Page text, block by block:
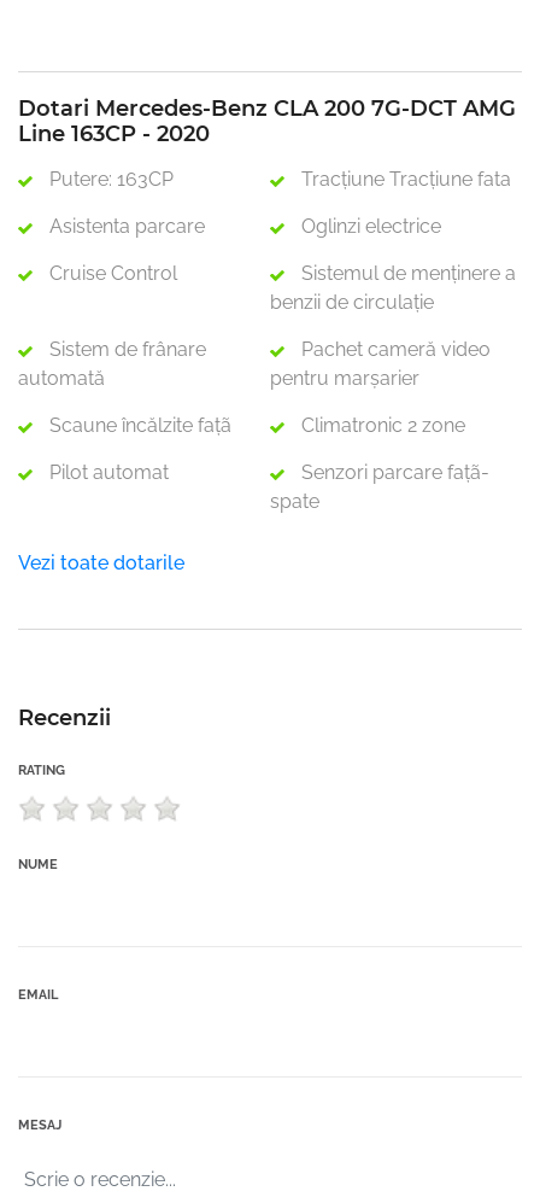
Dotari Mercedes-Benz CLA 200 7G-DCT AMG
Line 163CP - 2020
Putere: 163CP Tracţiune Tracţiune fata
Asistenta parcare Oglinzi electrice
Cruise Control
Sistemul de menținere a
benzii de circulație
Sistem de frânare
automată
Pachet cameră video
pentru marșarier
Scaune încălzite faţã Climatronic 2 zone
Pilot automat
Senzori parcare faţã-
spate
Vezi toate dotarile
Recenzii
RATING
NUME
EMAIL
MESAJ